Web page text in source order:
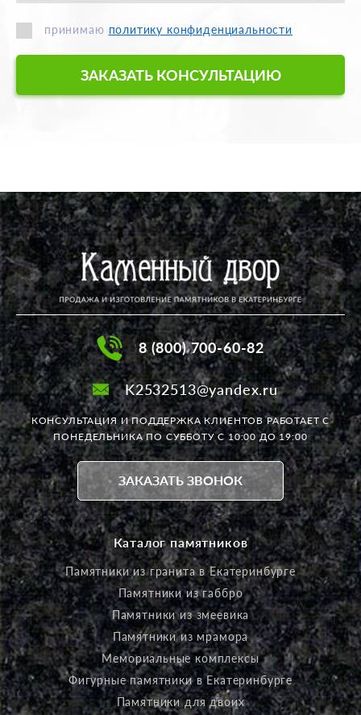
принимаю политику конфиденциальности
ЗАКАЗАТЬ КОНСУЛЬТАЦИЮ
8 (800) 700-60-82
K2532513@yandex.ru
КОНСУЛЬТАЦИЯ И ПОДДЕРЖКА КЛИЕНТОВ РАБОТАЕТС
ПОНЕДЕЛЬНИКА ПО СУББОТУ С 10:00 ДО 19:00
ЗАКАЗАТЬ ЗВОНОК
Каталог памятников
Памятники из гранита в Екатеринбурге
Памятники из габбро
Памятники из змеевика
Памятники из мрамора
Мемориальные комплексы
Фигурные памятники в Екатеринбурге
Памятники для двоих